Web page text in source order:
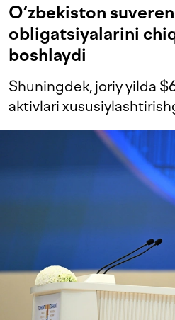
O‘zbekiston
obligatsiyalarini
boshlaydi
Shuningdek, joriy yilda
aktivlari